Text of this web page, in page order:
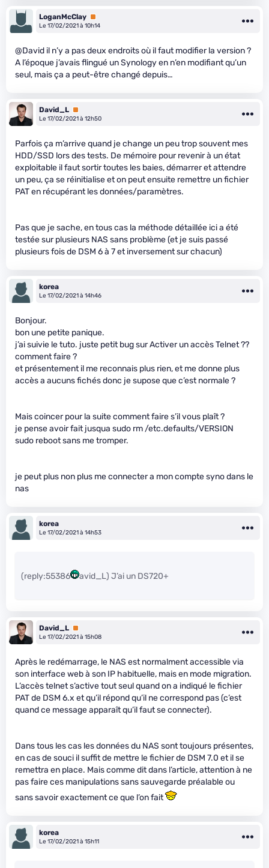
LoganMcClay Premium
Le 17/02/2021 à 10h14
@David il n’y a pas deux endroits où il faut modifier la version ?
A l’époque j’avais flingué un Synology en n’en modifiant qu’un
seul, mais ça a peut-être changé depuis…
David_L Premium
Le 17/02/2021 à 12h50
Parfois ça m’arrive quand je change un peu trop souvent mes
HDD/SSD lors des tests. De mémoire pour revenir à un état
exploitable il faut sortir toutes les baies, démarrer et attendre
un peu, ça se réinitialise et on peut ensuite remettre un fichier
PAT en récupérant les données/paramètres.
Pas que je sache, en tous cas la méthode détaillée ici a été
testée sur plusieurs NAS sans problème (et je suis passé
plusieurs fois de DSM 6 à 7 et inversement sur chacun)
korea
Le 17/02/2021 à 14h46
Bonjour.
bon une petite panique.
j’ai suivie le tuto. juste petit bug sur Activer un accès Telnet ??
comment faire ?
et présentement il me reconnais plus rien, et me donne plus
accès a aucuns fichés donc je supose que c’est normale ?
Mais coincer pour la suite comment faire s’il vous plaît ?
je pense avoir fait jusqua sudo rm /etc.defaults/VERSION
sudo reboot sans me tromper.
je peut plus non plus me connecter a mon compte syno dans le
nas
korea
Le 17/02/2021 à 14h53
(reply:55386 avid_L) J’ai un DS720+
David_L Premium
Le 17/02/2021 à 15h08
Après le redémarrage, le NAS est normalment accessible via
son interface web à son IP habituelle, mais en mode migration.
L’accès telnet s’active tout seul quand on a indiqué le fichier
PAT de DSM 6.x et qu’il répond qu’il ne correspond pas (c’est
quand ce message apparaît qu’il faut se connecter).
Dans tous les cas les données du NAS sont toujours présentes,
en cas de souci il suffit de mettre le fichier de DSM 7.0 et il se
remettra en place. Mais comme dit dans l’article, attention à ne
pas faire ces manipulations sans sauvegarde préalable ou
sans savoir exactement ce que l’on fait
korea
Le 17/02/2021 à 15h11